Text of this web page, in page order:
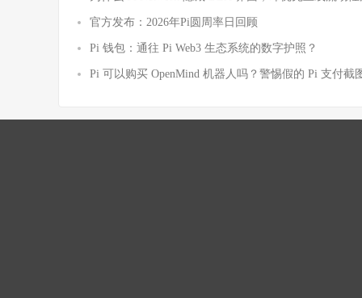
官方发布：2026年Pi圆周率日回顾
Pi 钱包：通往 Pi Web3 生态系统的数字护照？
Pi 可以购买 OpenMind 机器人吗？警惕假的 Pi 支付截